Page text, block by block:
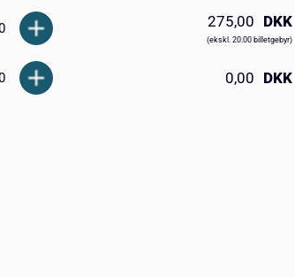
275,00 DKK
(ekskl. 20.00 billetgebyr)
0,00 DKK